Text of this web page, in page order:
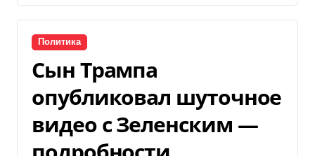
Политика
Сын Трампа
опубликовал шуточное
видео с Зеленским —